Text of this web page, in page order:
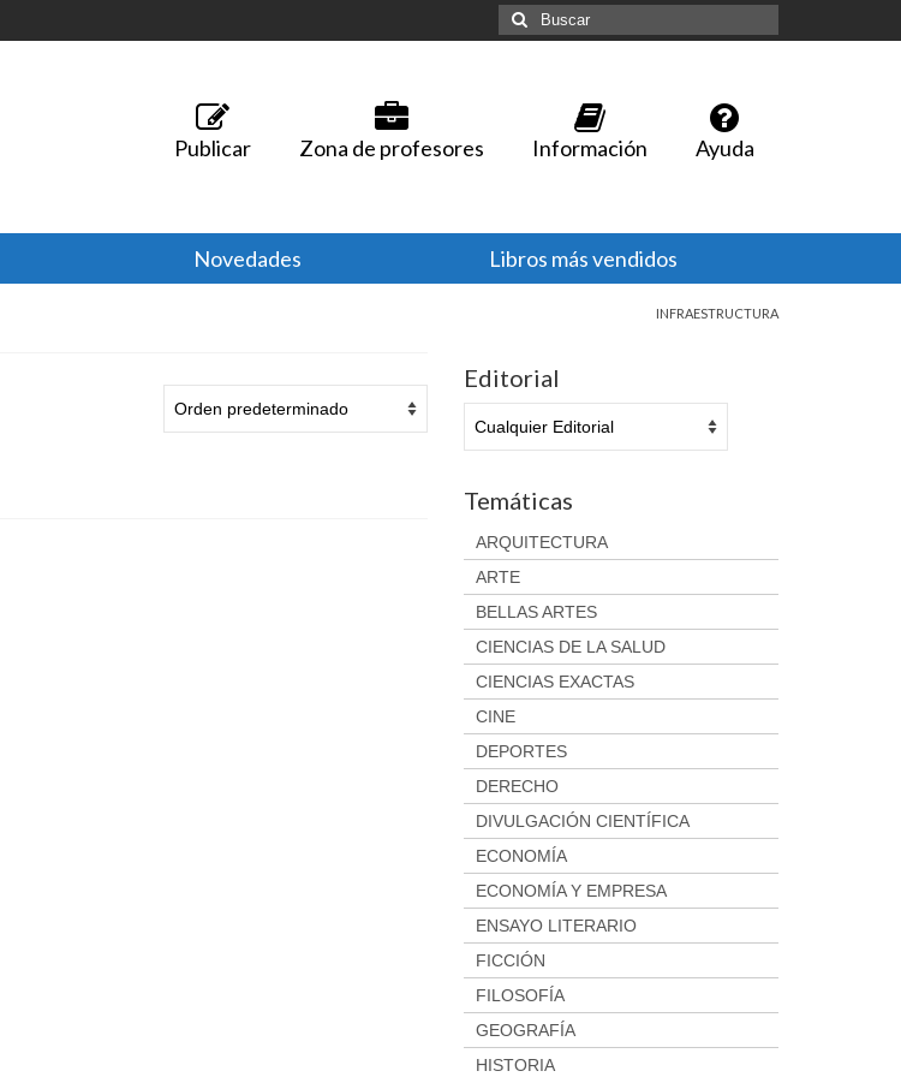
Buscar
por:
Publicar Zona de profesores Información Ayuda
Novedades Libros más vendidos
INFRAESTRUCTURA
Editorial
Temáticas
ARQUITECTURA
ARTE
BELLAS ARTES
CIENCIAS DE LA SALUD
CIENCIAS EXACTAS
CINE
DEPORTES
DERECHO
DIVULGACIÓN CIENTÍFICA
ECONOMÍA
ECONOMÍA Y EMPRESA
ENSAYO LITERARIO
FICCIÓN
FILOSOFÍA
GEOGRAFÍA
HISTORIA